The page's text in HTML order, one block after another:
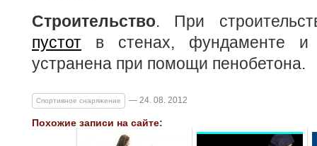
Строительство. При
пустот в стенах, фундаменте и
устранена при помощи пенобетона.
Спортивное снаряжение — 24. 08. 2012
Похожие записи на сайте: